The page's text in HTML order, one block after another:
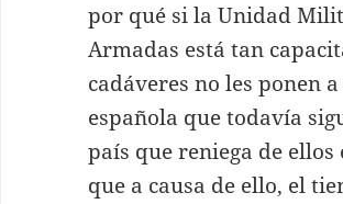
por qué si la Unidad
Armadas está tan
cadáveres no les ponen
española que todavía
país que reniega de
que a causa de ello, el